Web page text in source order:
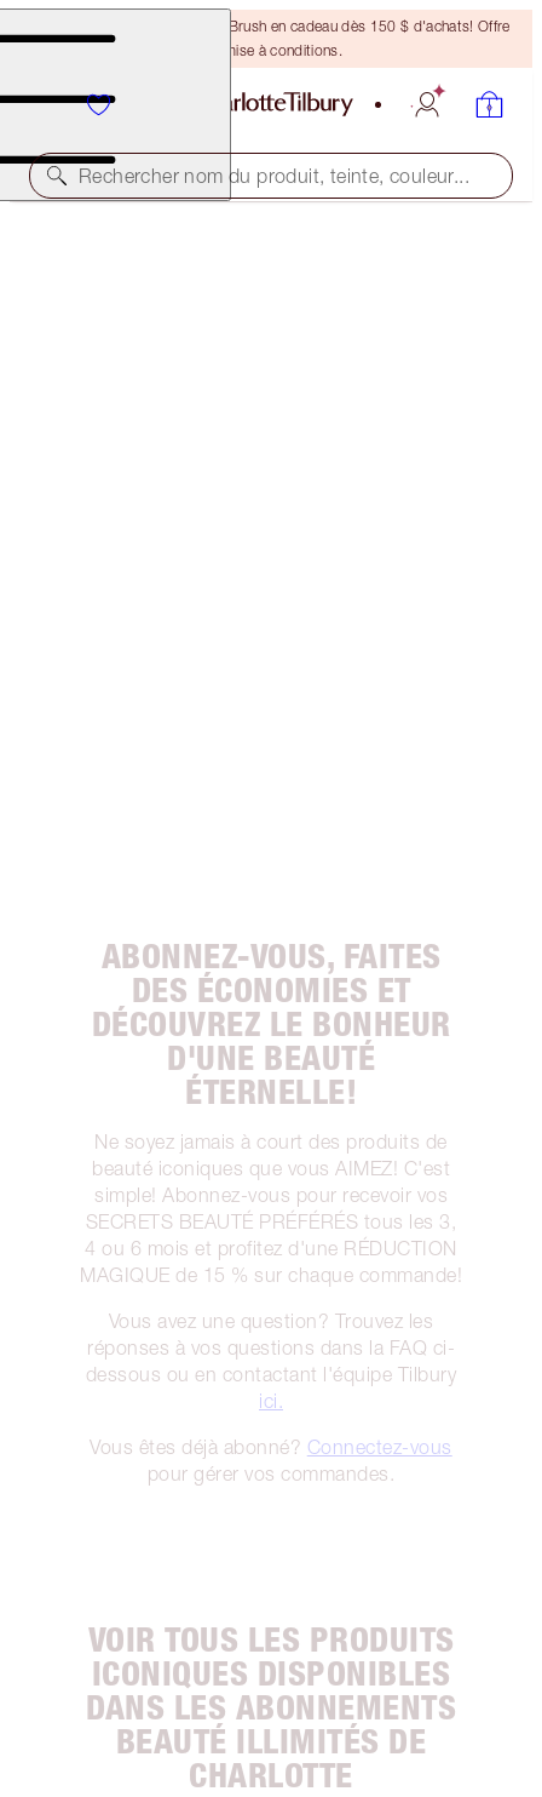
Recevez un pinceau Bronzing Brush en cadeau dès 150 $ d'achats! Offre
soumise à conditions.
Rechercher nom du produit, teinte, couleur...
ABONNEZ-VOUS, FAITES
DES ÉCONOMIES ET
DÉCOUVREZ LE BONHEUR
D'UNE BEAUTÉ
ÉTERNELLE!
Ne soyez jamais à court des produits de
beauté iconiques que vous AIMEZ! C'est
simple! Abonnez-vous pour recevoir vos
SECRETS BEAUTÉ PRÉFÉRÉS tous les 3,
4 ou 6 mois et profitez d'une RÉDUCTION
MAGIQUE de 15 % sur chaque commande!
Vous avez une question? Trouvez les
réponses à vos questions dans la FAQ ci-
dessous ou en contactant l'équipe Tilbury
ici.
Vous êtes déjà abonné? Connectez-vous
pour gérer vos commandes.
VOIR TOUS LES PRODUITS
ICONIQUES DISPONIBLES
DANS LES ABONNEMENTS
BEAUTÉ ILLIMITÉS DE
CHARLOTTE